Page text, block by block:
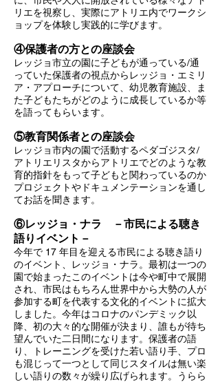
リエを視察し、実際にアトリエ内でワークシ
ョップを体験し実践的に学びます。
④保護者の方との座談会
レッジョ市立の園に子どもが通っている/通
っていた保護者の視点からレッジョ・エミリ
ア・アプローチについて、幼児教育施設、ま
た子どもたちがどのように成長しているか等
を語ってもらいます。
⑤教育関係者との座談会
レッジョ市内の園で活動するペダゴジスタ/
アトリエリスタからアトリ エでどのような教
育的指針をもって子どもと関わっているのか
プロジェクトやドキュメンテーションを通し
てお話を聞きます。
⑥レッジョ・ナラ －市民による聴き
語りイベント－
今年で 17 年目を迎える市民による聴き語り
のイベント、レッジョ・ナラ。最初は一つの
園で始まったこのイベントは今や町中で展開
され、市民はもちろん世界中から大勢の人が
参加する町を代表する文化的イベントに拡大
しました。今年はコロナのパンデミック以
降、初の大々的な開催が決まり、誰もが待ち
望んでいた二日間になります。保護者の語
り、トレーニングを受けた若い語り手、プロ
も混じって一つとして同じスタイルは無い楽
しい語りの数々が繰り広げられます。うらら